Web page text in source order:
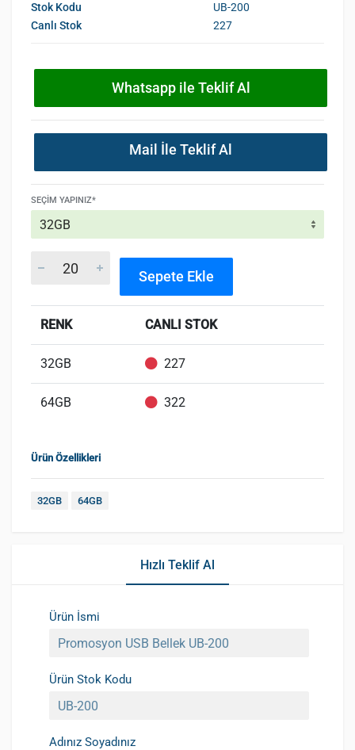
Stok Kodu
UB-200
Canlı Stok
227
Whatsapp ile Teklif Al
Mail İle Teklif Al
SEÇIM YAPINIZ*
Sepete Ekle
RENK CANLI STOK
32GB 227
64GB 322
Ürün Özellikleri
32GB 64GB
Hızlı Teklif Al
Ürün İsmi
Ürün Stok Kodu
Adınız Soyadınız